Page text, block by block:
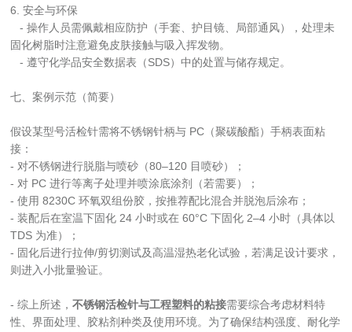
6. 安全与环保
- 操作人员需佩戴相应防护（手套、护目镜、局部通风），处理未
固化树脂时注意避免皮肤接触与吸入挥发物。
- 遵守化学品安全数据表（SDS）中的处置与储存规定。
七、案例示范（简要）
假设某型号活检针需将不锈钢针柄与 PC（聚碳酸酯）手柄表面粘
接：
- 对不锈钢进行脱脂与喷砂（80–120 目喷砂）；
- 对 PC 进行等离子处理并喷涂底涂剂（若需要）；
- 使用 8230C 环氧双组份胶，按推荐配比混合并脱泡后涂布；
- 装配后在室温下固化 24 小时或在 60°C 下固化 2–4 小时（具体以
TDS 为准）；
- 固化后进行拉伸/剪切测试及高温湿热老化试验，若满足设计要求，
则进入小批量验证。
- 综上所述，不锈钢活检针与工程塑料的粘接需要综合考虑材料特
性、界面处理、胶粘剂种类及使用环境。为了确保结构强度、耐化学